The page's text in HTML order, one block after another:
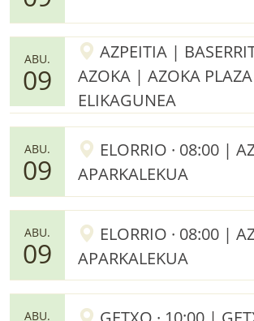
ABU.
09
AZPEITIA |
AZOKA | AZOKA
ELIKAGUNEA
ABU.
09
ELORRIO · 08:00 |
APARKALEKUA
ABU.
09
ELORRIO · 08:00 |
APARKALEKUA
ABU.